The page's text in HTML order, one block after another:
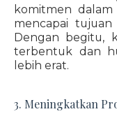
komitmen
mencapai tujuan
Dengan begitu,
terbentuk dan
lebih erat.
3. Meningkatkan